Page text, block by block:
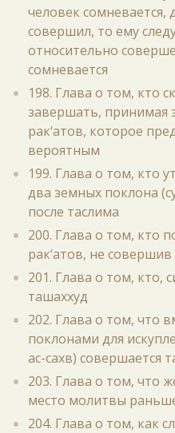
человек сомневается,
совершил, то ему
относительно
сомневается
198. Глава о том, кто
завершать, принимая
рак‘атов, которое
вероятным
199. Глава о том, кто
два земных поклона
после таслима
200. Глава о том, кто
рак‘атов, не
201. Глава о том, кто,
ташаххуд
202. Глава о том, что
поклонами для
ас-сахв) совершается
203. Глава о том, что
место молитвы
204. Глава о том, как